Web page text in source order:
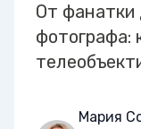
От фанатки
фотографа:
Мария